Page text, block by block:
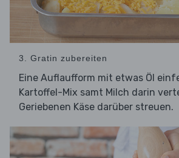
3. Gratin zubereiten
Eine Auflaufform mit etwas Öl
Kartoffel-Mix samt Milch darin
Geriebenen Käse darüber streuen.